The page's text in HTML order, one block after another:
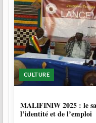
CULTURE
MALIFINIW 2025 : le
l’identité et de l’emploi